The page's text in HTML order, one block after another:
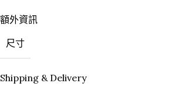
額外資訊
尺寸
Shipping & Delivery